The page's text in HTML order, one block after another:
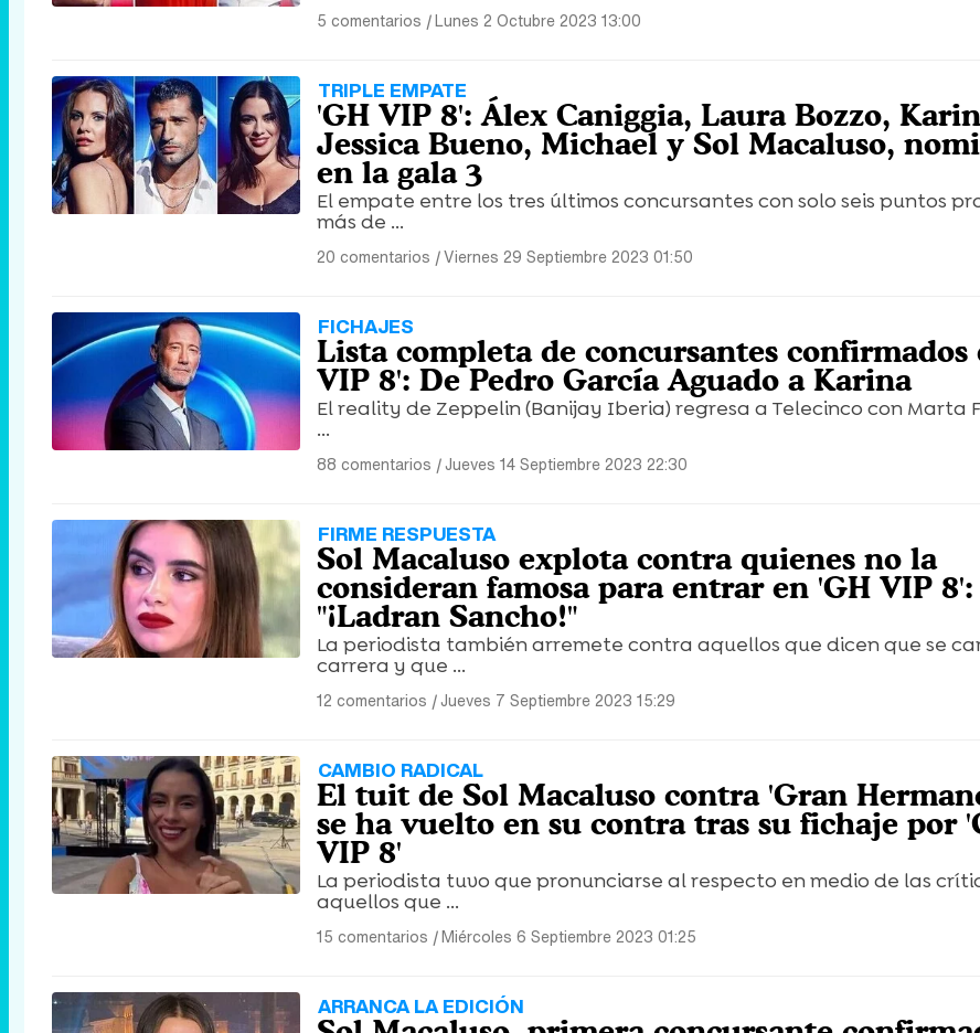
5 comentarios |Lunes 2 Octubre 2023 13:00
TRIPLE EMPATE
'GH VIP 8': Álex Caniggia, Laura Bozzo,
Jessica Bueno, Michael y Sol Macaluso,
en la gala 3
El empate entre los tres últimos concursantes con solo seis puntos
más de ...
20 comentarios |Viernes 29 Septiembre 2023 01:50
FICHAJES
Lista completa de concursantes confirmados
VIP 8': De Pedro García Aguado a Karina
El reality de Zeppelin (Banijay Iberia) regresa a Telecinco con Marta
...
88 comentarios |Jueves 14 Septiembre 2023 22:30
FIRME RESPUESTA
Sol Macaluso explota contra quienes no la
consideran famosa para entrar en 'GH VIP 8':
"¡Ladran Sancho!"
La periodista también arremete contra aquellos que dicen que se
carrera y que ...
12 comentarios |Jueves 7 Septiembre 2023 15:29
CAMBIO RADICAL
El tuit de Sol Macaluso contra 'Gran
se ha vuelto en su contra tras su fichaje por
VIP 8'
La periodista tuvo que pronunciarse al respecto en medio de las
aquellos que ...
15 comentarios |Miércoles 6 Septiembre 2023 01:25
ARRANCA LA EDICIÓN